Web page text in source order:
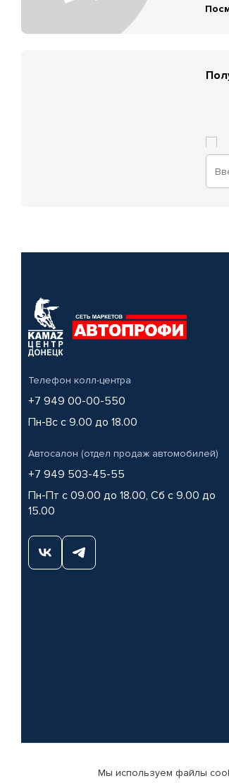
Телефон колл-центра
+7 949 00-00-550
Пн-Вс с 9.00 до 18.00
Автосалон (отдел продаж автомобилей)
+7 949 503-45-55
Пн-Пт с 09.00 до 18.00, Сб с 9.00 до
15.00
© КАМАЗ ЦЕНТР ДОНЕЦК, 2015-2026. Все права
Мы используем файлы